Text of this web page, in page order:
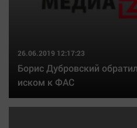
26.06.2019 12:17:23
Борис Дубровский
иском к ФАС